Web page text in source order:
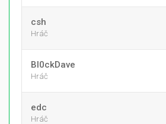
csh
Hráč
Bl0ckDave
Hráč
edc
Hráč